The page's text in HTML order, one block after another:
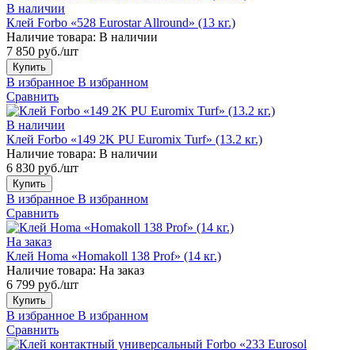
В наличии
Клей Forbo «528 Eurostar Allround» (13 кг.)
Наличие товара: В наличии
7 850 руб./шт
Купить
В избранное В избранном
Сравнить
В наличии
Клей Forbo «149 2K PU Euromix Turf» (13.2 кг.)
Наличие товара: В наличии
6 830 руб./шт
Купить
В избранное В избранном
Сравнить
На заказ
Клей Homa «Homakoll 138 Prof» (14 кг.)
Наличие товара: На заказ
6 799 руб./шт
Купить
В избранное В избранном
Сравнить